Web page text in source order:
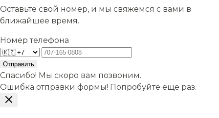
Оставьте свой номер, и мы свяжемся с вами в
ближайшее время.
Номер телефона
Отправить
Спасибо! Мы скоро вам позвоним.
Ошибка отправки формы! Попробуйте еще раз.